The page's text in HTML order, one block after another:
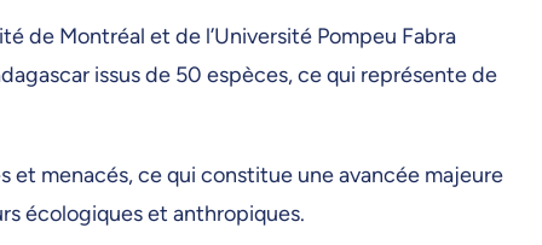
de Montréal et de l’Université Pompeu Fabra
issus de 50 espèces, ce qui représente de
et menacés, ce qui constitue une avancée majeure
écologiques et anthropiques.